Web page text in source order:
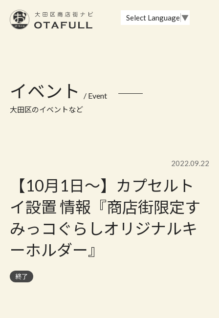
Select Language ▼
イベント / Event
大田区のイベントなど
2022.09.22
【10月1日～】カプセルト
イ設置 情報『商店街限定す
みっコぐらしオリジナルキ
ーホルダー』
終了